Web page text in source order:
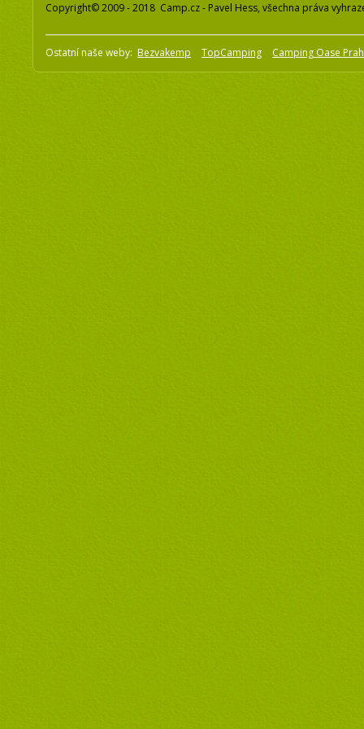
Copyright© 2009 - 2018 Camp.cz - Pavel Hess, všechna práva
Ostatní naše weby: Bezvakemp TopCamping Camping Oase